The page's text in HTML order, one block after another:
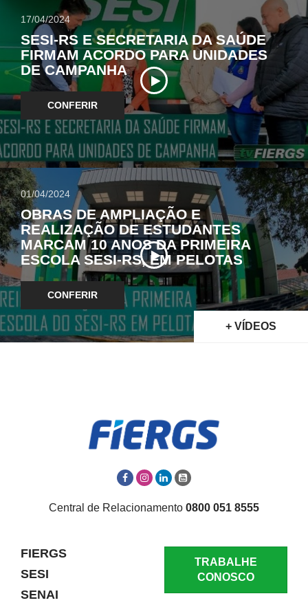
17/04/2024
SESI-RS E SECRETARIA DA SAÚDE
FIRMAM ACORDO PARA UNIDADES
DE CAMPANHA
CONFERIR
01/04/2024
OBRAS DE AMPLIAÇÃO E
REALIZAÇÃO DE ESTUDANTES
MARCAM 10 ANOS DA PRIMEIRA
ESCOLA SESI-RS, EM PELOTAS
CONFERIR
+ VÍDEOS
Central de Relacionamento 0800 051 8555
FIERGS
SESI
SENAI
TRABALHE
CONOSCO